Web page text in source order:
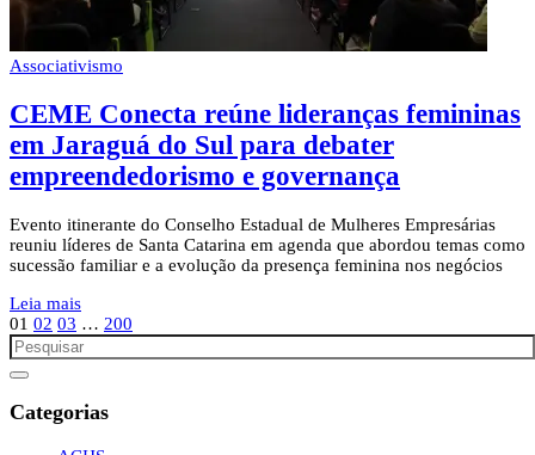
Associativismo
CEME Conecta reúne lideranças femininas
em Jaraguá do Sul para debater
empreendedorismo e governança
Evento itinerante do Conselho Estadual de Mulheres Empresárias
reuniu líderes de Santa Catarina em agenda que abordou temas como
sucessão familiar e a evolução da presença feminina nos negócios
Leia mais
01 02 03 … 200
Categorias